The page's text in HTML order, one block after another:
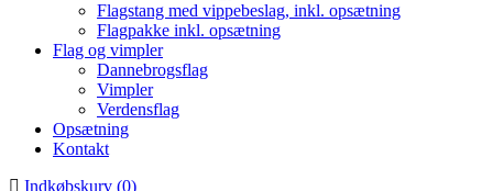
Flagstang med vippebeslag, inkl. opsætning
Flagpakke inkl. opsætning
Flag og vimpler
Dannebrogsflag
Vimpler
Verdensflag
Opsætning
Kontakt
Indkøbskurv (0)